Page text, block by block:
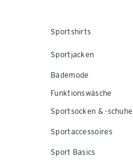
Sportshirts
Sportjacken
Bademode
Funktionswäsche
Sportsocken & -schuhe
Sportaccessoires
Sport Basics